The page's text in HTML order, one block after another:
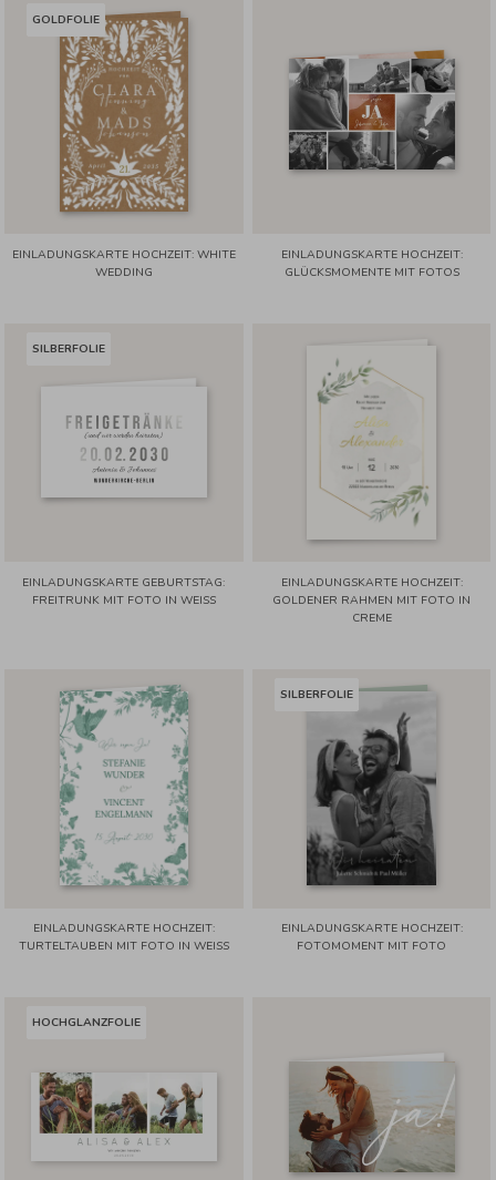
GOLDFOLIE
EINLADUNGSKARTE HOCHZEIT: WHITE
WEDDING
EINLADUNGSKARTE HOCHZEIT:
GLÜCKSMOMENTE MIT FOTOS
SILBERFOLIE
EINLADUNGSKARTE GEBURTSTAG:
FREITRUNK MIT FOTO IN WEISS
EINLADUNGSKARTE HOCHZEIT:
GOLDENER RAHMEN MIT FOTO IN
CREME
EINLADUNGSKARTE HOCHZEIT:
TURTELTAUBEN MIT FOTO IN WEISS
SILBERFOLIE
EINLADUNGSKARTE HOCHZEIT:
FOTOMOMENT MIT FOTO
HOCHGLANZFOLIE